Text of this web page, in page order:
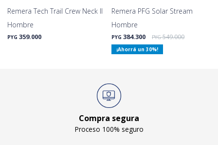
Remera Tech Trail Crew Neck II
Hombre
PYG 359.000
Remera PFG Solar Stream
Hombre
PYG 384.300 PYG 549.000
30
Compra segura
Proceso 100% seguro